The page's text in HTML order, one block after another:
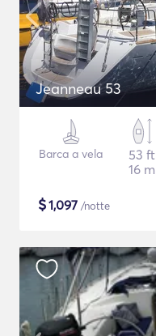
Jeanneau 53
Barca a vela
53 ft
16 m
$1,097 /notte